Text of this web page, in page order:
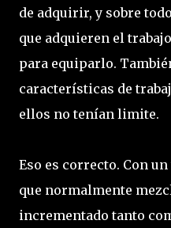
de adquirir, y sobre
que adquieren el
para equiparlo.
características de
ellos no tenían limite.
Eso es correcto. Con
que normalmente
incrementado tanto